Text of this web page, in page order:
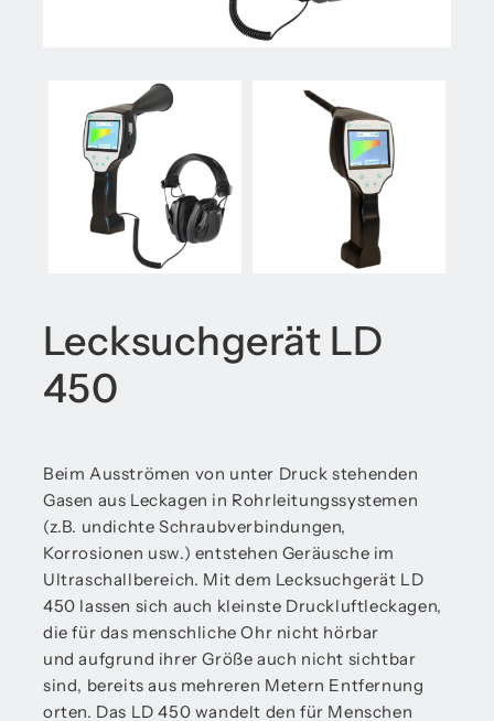
Lecksuchgerät LD
450
Beim Ausströmen von unter Druck stehenden
Gasen aus Leckagen in Rohrleitungssystemen
(z.B. undichte Schraubverbindungen,
Korrosionen usw.) entstehen Geräusche im
Ultraschallbereich. Mit dem Lecksuchgerät LD
450 lassen sich auch kleinste Druckluftleckagen,
die für das menschliche Ohr nicht hörbar
und aufgrund ihrer Größe auch nicht sichtbar
sind, bereits aus mehreren Metern Entfernung
orten. Das LD 450 wandelt den für Menschen